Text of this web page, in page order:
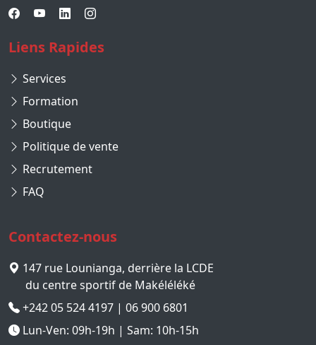
Liens Rapides
Services
Formation
Boutique
Politique de vente
Recrutement
FAQ
Contactez-nous
147 rue Lounianga, derrière la LCDE
du centre sportif de Makéléléké
+242 05 524 4197 | 06 900 6801
Lun-Ven: 09h-19h | Sam: 10h-15h